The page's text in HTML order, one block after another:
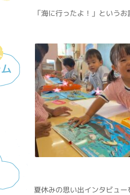
「海に行ったよ！」という
夏休みの思い出インタビュ